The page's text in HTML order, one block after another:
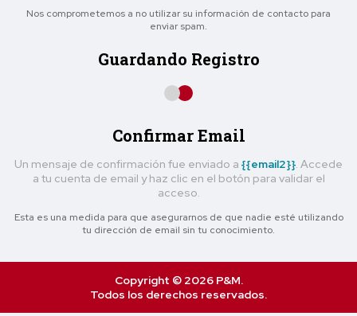
Nos comprometemos a no utilizar su información de contacto para
enviar spam.
Guardando Registro
Confirmar Email
Un mensaje de confirmación fue enviado a {{email2}} . Accede
a tu cuenta de email y haz clic en el botón para validar el
acceso.
Esta es una medida para que asegurarnos de que nadie esté utilizando
tu dirección de email sin tu conocimiento.
Copyright © 2026 P&M.
Todos los derechos reservados.